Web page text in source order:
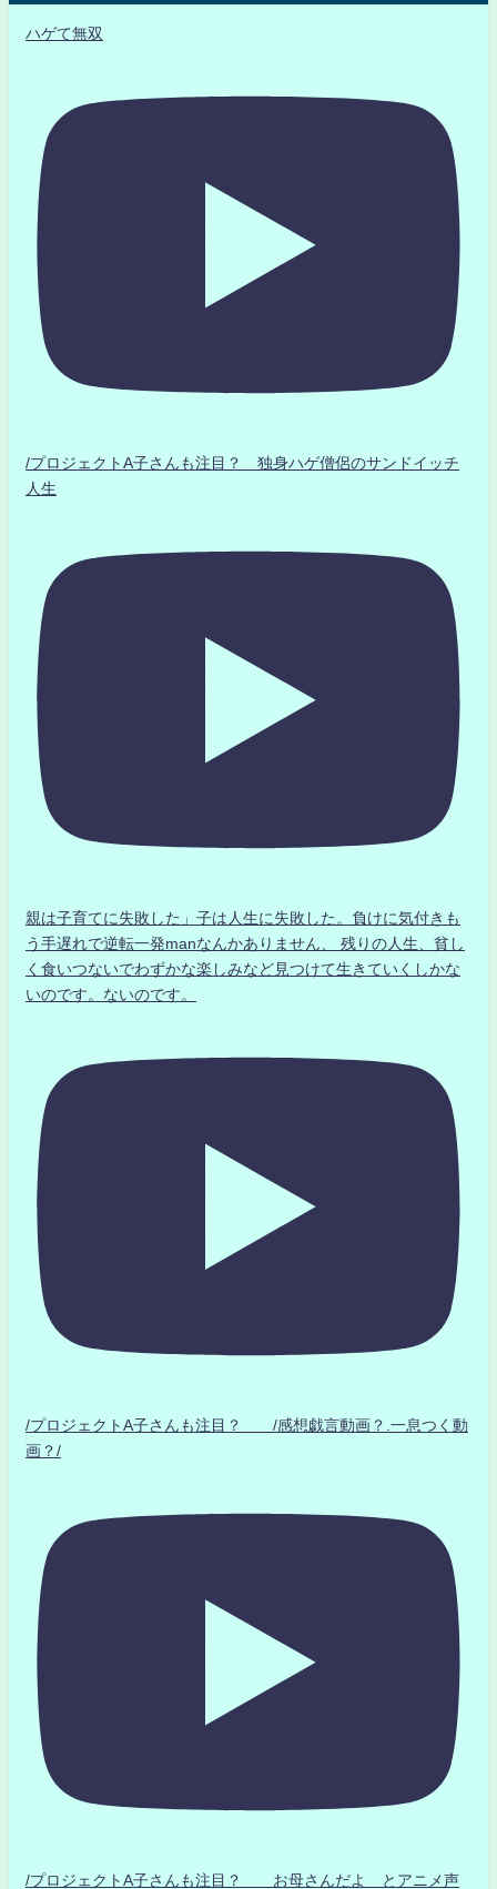
ハゲて無双
/プロジェクトA子さんも注目？ 独身ハゲ僧侶のサンドイッチ
人生
親は子育てに失敗した」子は人生に失敗した。負けに気付きも
う手遅れで逆転一発manなんかありません、 残りの人生、貧し
く食いつないでわずかな楽しみなど見つけて生きていくしかな
いのです。ないのです。
/プロジェクトA子さんも注目？ /感想戯言動画？.一息つく動
画？/
/プロジェクトA子さんも注目？ お母さんだよ とアニメ声